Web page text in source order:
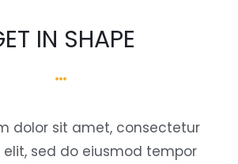
IN SHAPE
dolor sit amet, consectetur
sed do eiusmod tempor